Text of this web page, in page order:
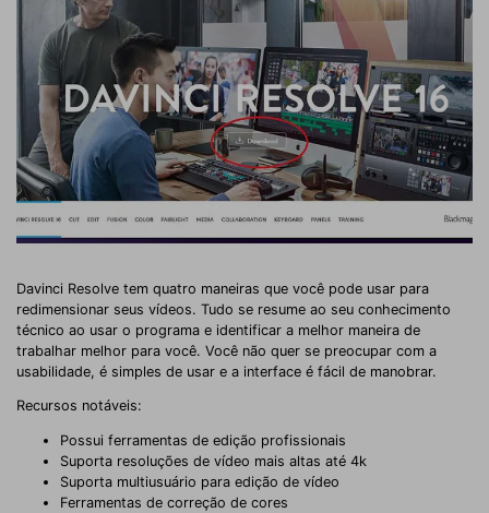
Davinci Resolve tem quatro maneiras que você pode usar para
redimensionar seus vídeos. Tudo se resume ao seu conhecimento
técnico ao usar o programa e identificar a melhor maneira de
trabalhar melhor para você. Você não quer se preocupar com a
usabilidade, é simples de usar e a interface é fácil de manobrar.
Recursos notáveis:
Possui ferramentas de edição profissionais
Suporta resoluções de vídeo mais altas até 4k
Suporta multiusuário para edição de vídeo
Ferramentas de correção de cores